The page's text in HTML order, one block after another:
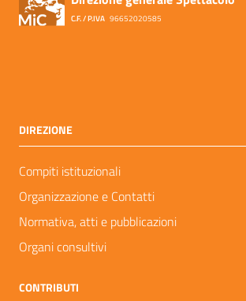
C.F. / P.IVA 96652020585
DIREZIONE
Compiti istituzionali
Organizzazione e Contatti
Normativa, atti e pubblicazioni
Organi consultivi
CONTRIBUTI